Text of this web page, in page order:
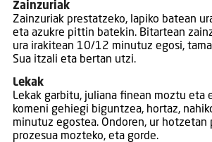
Zainzuriak
Zainzuriak prestatzeko, lapiko batean
eta azukre pittin batekin. Bitartean
ura irakitean 10/12 minutuz egosi,
Sua itzali eta bertan utzi.
Lekak
Lekak garbitu, juliana finean moztu eta
komeni gehiegi biguntzea, hortaz,
minutuz egostea. Ondoren, ur hotzetan
prozesua mozteko, eta gorde.